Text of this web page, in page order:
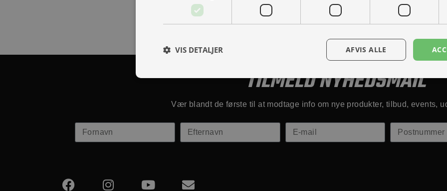
Kontakt os Book prøvetur
TILMELD NYHEDSMAIL
Vær blandt de første til at modtage info om nye produkter, tilbud, events,
AFVIS ALLE
VIS DETALJER